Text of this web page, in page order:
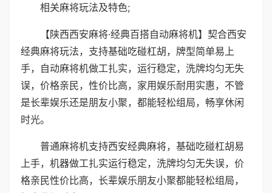
相关麻将玩法及特色;
【陕西西安麻将·经典百搭自动麻将机】契合西安
经典麻将玩法，支持基础吃碰杠胡，牌型简单易上
手，自动麻将机做工扎实，运行稳定，洗牌均匀无失
误，价格亲民，性价比高，家用娱乐耐用实惠，不管
是长辈娱乐还是朋友小聚，都能轻松组局，畅享休闲
时光。
普通麻将机支持西安经典麻将，基础吃碰杠胡易
上手，机器做工扎实运行稳定，洗牌均匀无失误，价
格亲民性价比高，长辈娱乐朋友小聚都能轻松组局，